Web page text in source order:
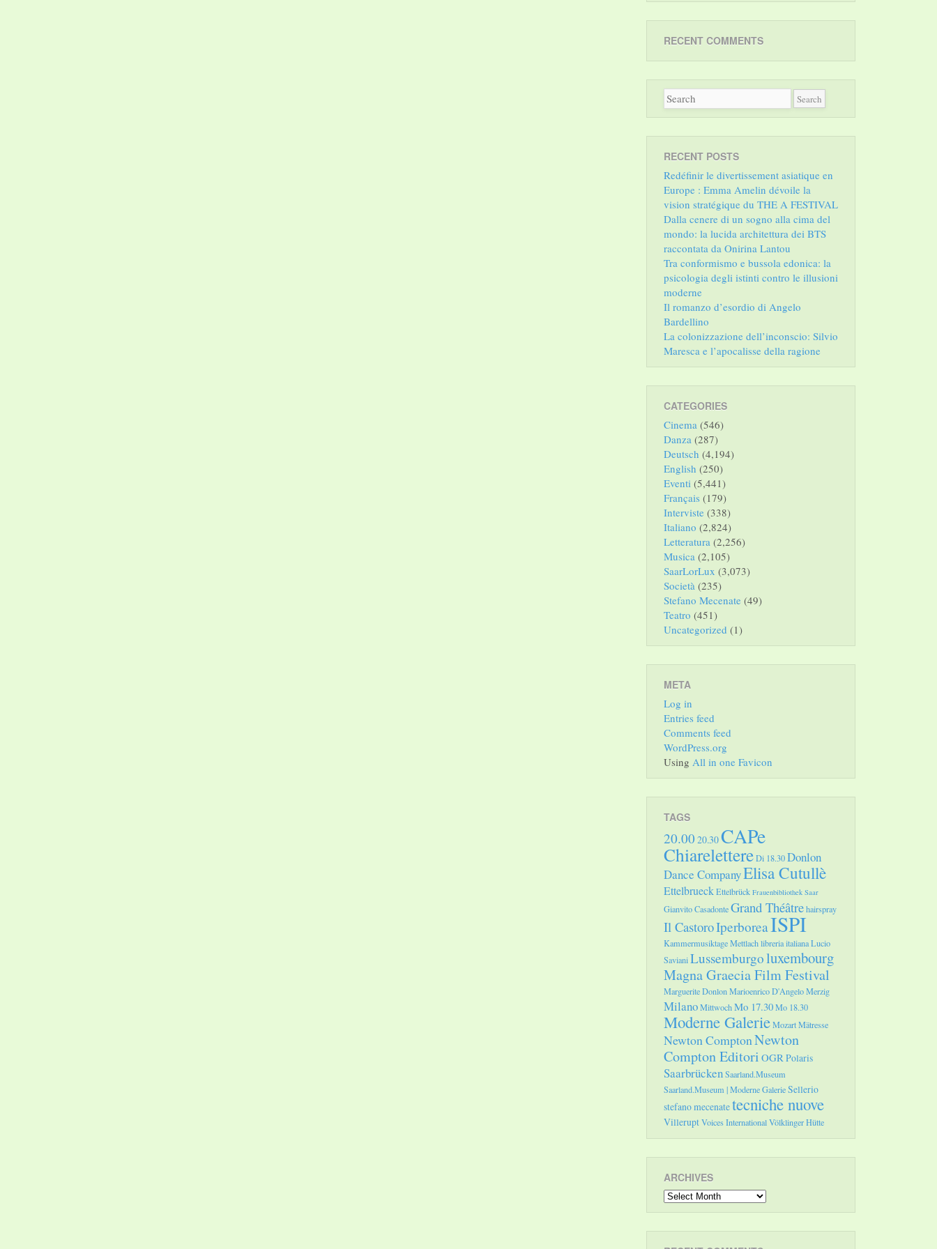
RECENT COMMENTS
RECENT POSTS
Redéfinir le divertissement asiatique en
Europe : Emma Amelin dévoile la
vision stratégique du THE A FESTIVAL
Dalla cenere di un sogno alla cima del
mondo: la lucida architettura dei BTS
raccontata da Onirina Lantou
Tra conformismo e bussola edonica: la
psicologia degli istinti contro le illusioni
moderne
Il romanzo d’esordio di Angelo
Bardellino
La colonizzazione dell’inconscio: Silvio
Maresca e l’apocalisse della ragione
CATEGORIES
Cinema (546)
Danza (287)
Deutsch (4,194)
English (250)
Eventi (5,441)
Français (179)
Interviste (338)
Italiano (2,824)
Letteratura (2,256)
Musica (2,105)
SaarLorLux (3,073)
Società (235)
Stefano Mecenate (49)
Teatro (451)
Uncategorized (1)
META
Log in
Entries feed
Comments feed
WordPress.org
Using All in one Favicon
TAGS
20.00 20.30CAPe
ChiarelettereDi 18.30Donlon
Dance CompanyElisa Cutullè
EttelbrueckEttelbrück Frauenbibliothek Saar
Gianvito CasadonteGrand Théâtrehairspray
Il CastoroIperboreaISPI
Kammermusiktage Mettlachlibreria italianaLucio
SavianiLussemburgoluxembourg
Magna Graecia Film Festival
Marguerite DonlonMarioenrico D'AngeloMerzig
MilanoMittwochMo 17.30Mo 18.30
Moderne GalerieMozartMätresse
Newton ComptonNewton
Compton Editori OGRPolaris
SaarbrückenSaarland.Museum
Saarland.Museum | Moderne GalerieSellerio
stefano mecenatetecniche nuove
VilleruptVoices InternationalVölklinger Hütte
ARCHIVES
Archives